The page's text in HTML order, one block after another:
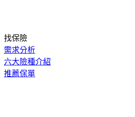
找保險
需求分析
六大險種介紹
推薦保單